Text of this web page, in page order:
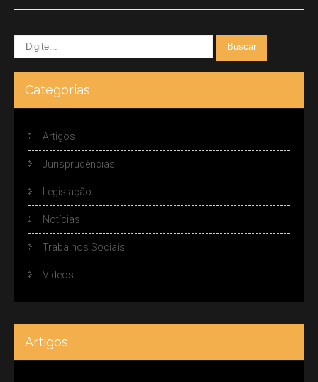
Categorias
Artigos
Jurisprudências
Legislação
Notícias
Trabalhos Sociais
Vídeos
Artigos